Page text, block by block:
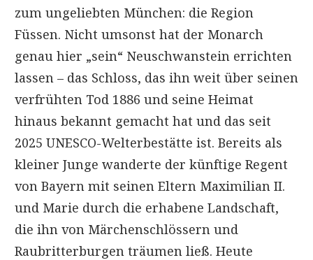
zum ungeliebten München: die Region
Füssen. Nicht umsonst hat der Monarch
genau hier „sein“ Neuschwanstein errichten
lassen – das Schloss, das ihn weit über seinen
verfrühten Tod 1886 und seine Heimat
hinaus bekannt gemacht hat und das seit
2025 UNESCO-Welterbestätte ist. Bereits als
kleiner Junge wanderte der künftige Regent
von Bayern mit seinen Eltern Maximilian II.
und Marie durch die erhabene Landschaft,
die ihn von Märchenschlössern und
Raubritterburgen träumen ließ. Heute